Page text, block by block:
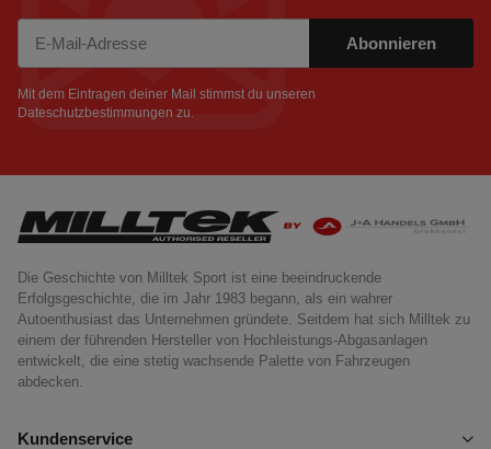
Abonnieren
Mit dem Eintragen deiner Mail stimmst du unseren
Dateschutzbestimmungen zu.
Die Geschichte von Milltek Sport ist eine beeindruckende
Erfolgsgeschichte, die im Jahr 1983 begann, als ein wahrer
Autoenthusiast das Unternehmen gründete. Seitdem hat sich Milltek zu
einem der führenden Hersteller von Hochleistungs-Abgasanlagen
entwickelt, die eine stetig wachsende Palette von Fahrzeugen
abdecken.
Kundenservice